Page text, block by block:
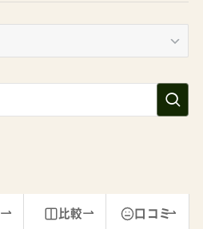
比較 口コミ